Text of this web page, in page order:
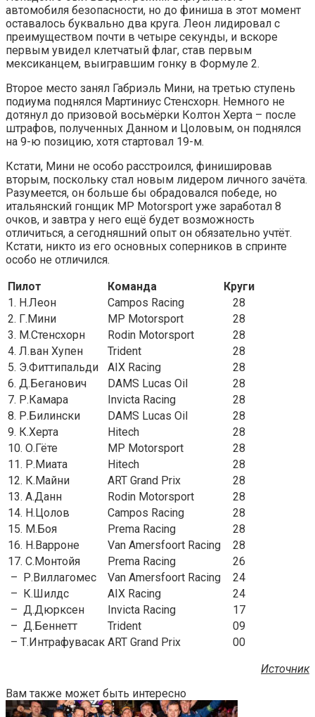
автомобиля безопасности, но до финиша в этот момент
оставалось буквально два круга. Леон лидировал с
преимуществом почти в четыре секунды, и вскоре
первым увидел клетчатый флаг, став первым
мексиканцем, выигравшим гонку в Формуле 2.
Второе место занял Габриэль Мини, на третью ступень
подиума поднялся Мартиниус Стенсхорн. Немного не
дотянул до призовой восьмёрки Колтон Херта – после
штрафов, полученных Данном и Цоловым, он поднялся
на 9-ю позицию, хотя стартовал 19-м.
Кстати, Мини не особо расстроился, финишировав
вторым, поскольку стал новым лидером личного зачёта.
Разумеется, он больше бы обрадовался победе, но
итальянский гонщик MP Motorsport уже заработал 8
очков, и завтра у него ещё будет возможность
отличиться, а сегодняшний опыт он обязательно учтёт.
Кстати, никто из его основных соперников в спринте
особо не отличился.
Пилот
Команда
Круги
1. Н.Леон
Campos Racing
28
2. Г.Мини
MP Motorsport
28
3. М.Стенсхорн
Rodin Motorsport
28
4. Л.ван Хупен
Trident
28
5. Э.Фиттипальди
AIX Racing
28
6. Д.Беганович
DAMS Lucas Oil
28
7. Р.Камара
Invicta Racing
28
8. Р.Билински
DAMS Lucas Oil
28
9. К.Херта
Hitech
28
10. О.Гёте
MP Motorsport
28
11. Р.Миата
Hitech
28
12. К.Майни
ART Grand Prix
28
13. А.Данн
Rodin Motorsport
28
14. Н.Цолов
Campos Racing
28
15. М.Боя
Prema Racing
28
16. Н.Варроне
Van Amersfoort Racing
28
17. С.Монтойя
Prema Racing
26
– Р.Виллагомес
Van Amersfoort Racing
24
– К.Шилдс
AIX Racing
24
– Д.Дюрксен
Invicta Racing
17
– Д.Беннетт
Trident
09
– Т.Интрафувасак ART Grand Prix
00
Источник
Вам также может быть интересно